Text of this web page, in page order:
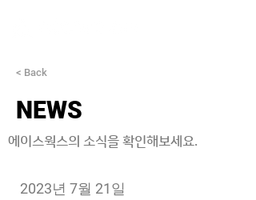
< Back
NEWS
에이스웍스의 소식을 확인해보세요.
2023년 7월 21일